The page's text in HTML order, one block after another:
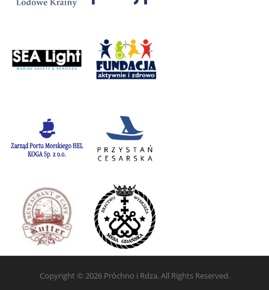
Copyright © 2026 Próchno i Rdza. All Rights Reserved.